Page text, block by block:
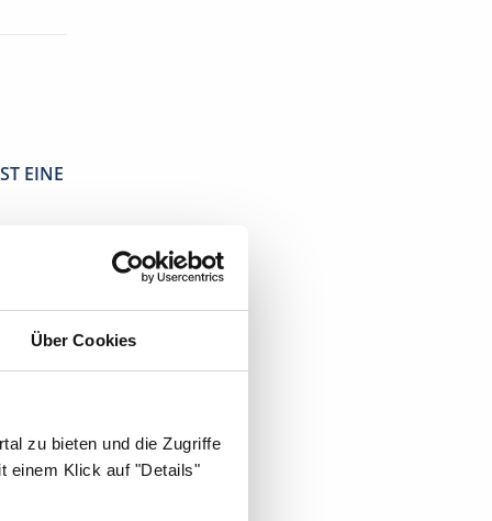
Über Cookies
zu bieten und die Zugriffe
einem Klick auf "Details"
EINE